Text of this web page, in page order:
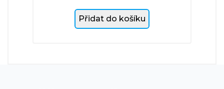
Přidat do košíku